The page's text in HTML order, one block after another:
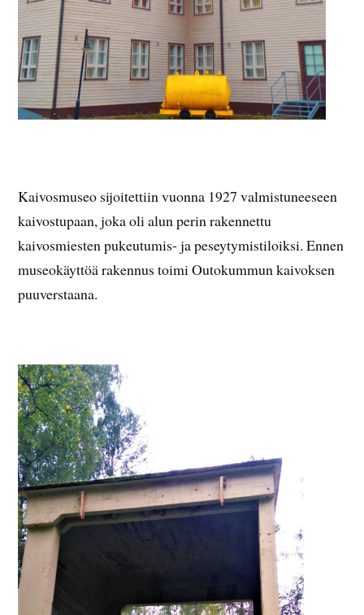
Kaivosmuseo sijoitettiin vuonna 1927 valmistuneeseen
kaivostupaan, joka oli alun perin rakennettu
kaivosmiesten pukeutumis- ja peseytymistiloiksi. Ennen
museokäyttöä rakennus toimi Outokummun kaivoksen
puuverstaana.